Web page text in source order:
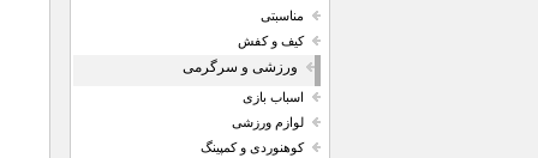
مناسبتی
کیف و کفش
ورزشی و سرگرمی
اسباب بازی
لوازم ورزشی
کوهنوردی و کمپینگ